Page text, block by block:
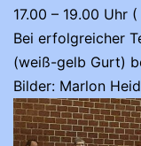
17.00 – 19.00 Uhr
Bei erfolgreicher
(weiß-gelb Gurt)
Bilder: Marlon